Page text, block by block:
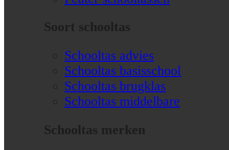
Soort schooltas
Schooltas advies
Schooltas basisschool
Schooltas brugklas
Schooltas middelbare
Schooltas merken